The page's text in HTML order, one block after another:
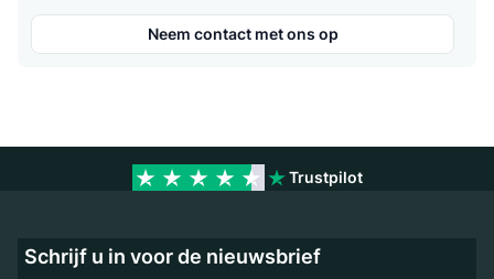
Neem contact met ons op
Trustpilot
Schrijf u in voor de nieuwsbrief